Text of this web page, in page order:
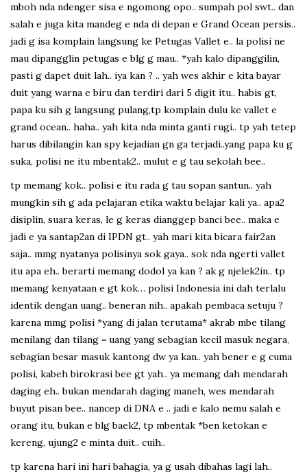
mboh nda ndenger sisa e ngomong opo.. sumpah pol swt.. dan
salah e juga kita mandeg e nda di depan e Grand Ocean persis..
jadi g isa komplain langsung ke Petugas Vallet e.. la polisi ne
mau dipangglin petugas e blg g mau.. *yah kalo dipanggilin,
pasti g dapet duit lah.. iya kan ? .. yah wes akhir e kita bayar
duit yang warna e biru dan terdiri dari 5 digit itu.. habis gt,
papa ku sih g langsung pulang,tp komplain dulu ke vallet e
grand ocean.. haha.. yah kita nda minta ganti rugi.. tp yah tetep
harus dibilangin kan spy kejadian gn ga terjadi..yang papa ku g
suka, polisi ne itu mbentak2.. mulut e g tau sekolah bee..
tp memang kok.. polisi e itu rada g tau sopan santun.. yah
mungkin sih g ada pelajaran etika waktu belajar kali ya.. apa2
disiplin, suara keras, le g keras dianggep banci bee.. maka e
jadi e ya santap2an di IPDN gt.. yah mari kita bicara fair2an
saja.. mmg nyatanya polisinya sok gaya.. sok nda ngerti vallet
itu apa eh.. berarti memang dodol ya kan ? ak g njelek2in.. tp
memang kenyataan e gt kok… polisi Indonesia ini dah terlalu
identik dengan uang.. beneran nih.. apakah pembaca setuju ?
karena mmg polisi *yang di jalan terutama* akrab mbe tilang
menilang dan tilang = uang yang sebagian kecil masuk negara,
sebagian besar masuk kantong dw ya kan.. yah bener e g cuma
polisi, kabeh birokrasi bee gt yah.. ya memang dah mendarah
daging eh.. bukan mendarah daging maneh, wes mendarah
buyut pisan bee.. nancep di DNA e .. jadi e kalo nemu salah e
orang itu, bukan e blg baek2, tp mbentak *ben ketokan e
kereng, ujung2 e minta duit.. cuih..
tp karena hari ini hari bahagia, ya g usah dibahas lagi lah..